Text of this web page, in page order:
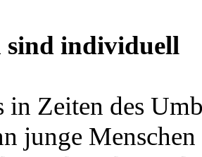
sind individuell
in Zeiten des
junge